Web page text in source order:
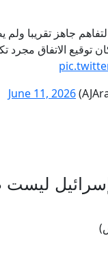
جاهز تقريبا ولم
توقيع الاتفاق مجرد
June 11, 2026